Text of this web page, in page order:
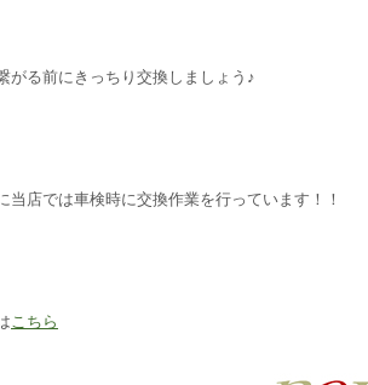
がる前にきっちり交換しましょう♪
当店では車検時に交換作業を行っています！！
こちら